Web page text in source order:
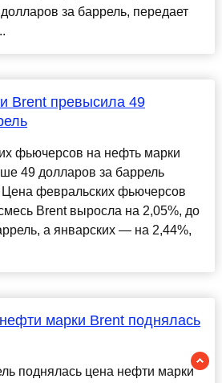
за баррель, передает
Brent превысила 49
фьючерсов на нефть марки
49 долларов за баррель
февральских фьючерсов
Brent выросла на 2,05%, до
а январских — на 2,44%,
марки Brent поднялась
поднялась цена нефти марки